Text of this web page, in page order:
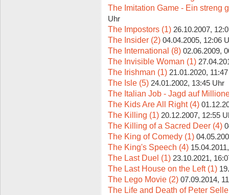
The Imitation Game - Ein streng
Uhr
The Impostors (1) 26.10.2007,
The Insider (2) 04.04.2005, 12:06
The International (8) 02.06.2009,
The Invisible Woman (1)
The Irishman (1) 21.01.2020,
The Isle (5) 24.01.2002, 13:45 Uhr
The Italian Job - Jagd auf
The Kids Are All Right (4)
The Killing (1) 20.12.2007, 12:55
The Killing of a Sacred Deer (4)
The King of Comedy (1)
The King's Speech (4)
The Last Duel (1) 23.10.2021,
The Last House on the Left (1)
The Lego Movie (2) 07.09.2014,
The Life and Death of Peter